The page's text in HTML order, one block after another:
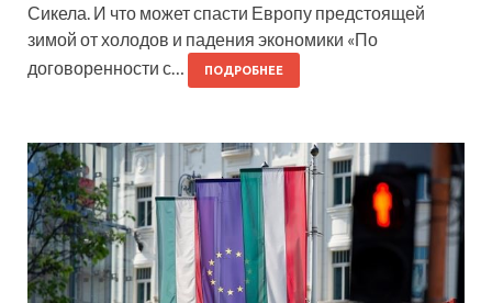
Сикела. И что может спасти Европу предстоящей
зимой от холодов и падения экономики «По
договоренности с…
ПОДРОБНЕЕ